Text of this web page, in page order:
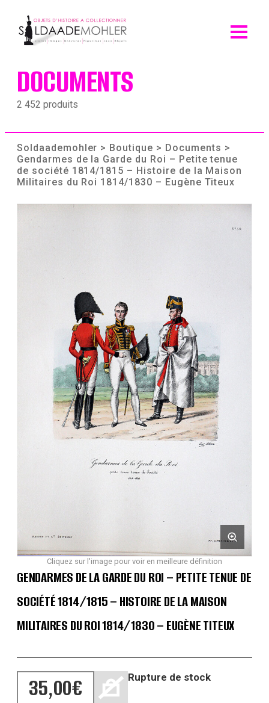
content
DOCUMENTS
2 452 produits
Soldaademohler > Boutique > Documents >
Gendarmes de la Garde du Roi – Petite tenue
de société 1814/1815 – Histoire de la Maison
Militaires du Roi 1814/1830 – Eugène Titeux
Cliquez sur l'image pour voir en meilleure définition
GENDARMES DE LA GARDE DU ROI – PETITE TENUE DE
SOCIÉTÉ 1814/1815 – HISTOIRE DE LA MAISON
MILITAIRES DU ROI 1814/1830 – EUGÈNE TITEUX
35,00€ Rupture de stock